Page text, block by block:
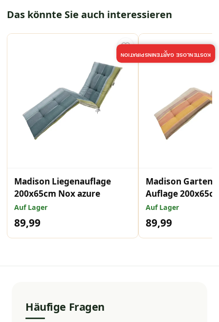
Das könnte Sie auch interessieren
Madison Liegenauflage
200x65cm Nox azure
Auf Lager
89,99
Madison
Auflage
Mokka
Auf Lager
89,99
Häufige Fragen
KOSTENLOSE GARTENINSPIRATION
×